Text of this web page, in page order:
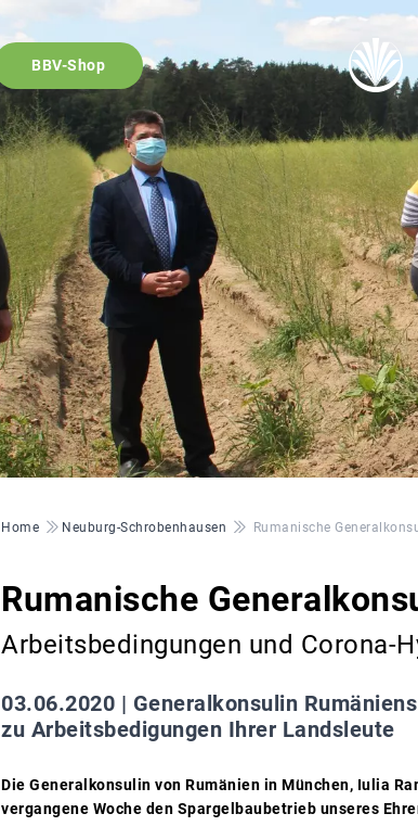
BBV-Shop
Pfadnavigation
Home Neuburg-Schrobenhausen Rumanische
Rumanische
Arbeitsbedingungen und Corona-
03.06.2020 | Generalkonsulin
zu Arbeitsbedigungen Ihrer Landsleute
Die Generalkonsulin von Rumänien in München, Iulia
vergangene Woche den Spargelbaubetrieb unseres